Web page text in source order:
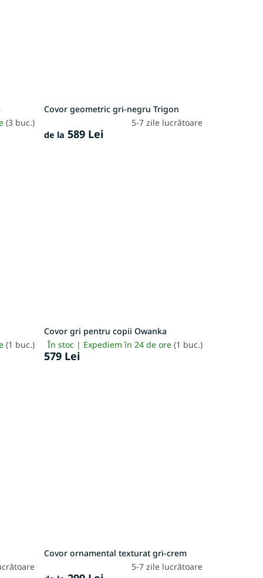
(3 buc.)
Covor geometric gri-negru Trigon
5-7 zile lucrătoare
de la 589 Lei
(1 buc.)
Covor gri pentru copii Owanka
În stoc | Expediem în 24 de ore (1 buc.)
579 Lei
Covor ornamental texturat gri-crem
5-7 zile lucrătoare